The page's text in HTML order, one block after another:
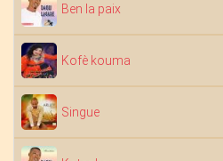
Ben la paix
Kofè kouma
Singue